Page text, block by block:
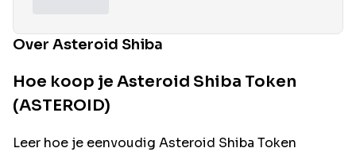
Over Asteroid Shiba
Hoe koop je Asteroid Shiba Token
(ASTEROID)
Leer hoe je eenvoudig Asteroid Shiba Token